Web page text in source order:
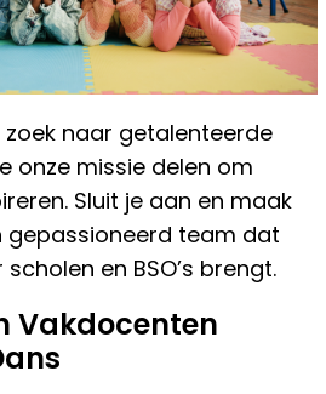
zoek naar getalenteerde
onze missie delen om
Sluit je aan en maak
gepassioneerd team dat
en BSO’s brengt.
Vakdocenten